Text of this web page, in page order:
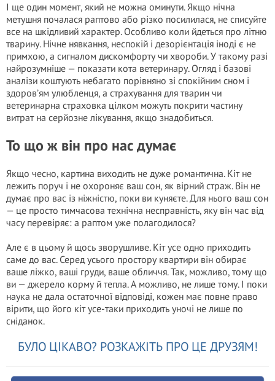
І ще один момент, який не можна оминути. Якщо нічна
метушня почалася раптово або різко посилилася, не списуйте
все на шкідливий характер. Особливо коли йдеться про літню
тварину. Нічне нявкання, неспокій і дезорієнтація іноді є не
примхою, а сигналом дискомфорту чи хвороби. У такому разі
найрозумніше — показати кота ветеринару. Огляд і базові
аналізи коштують небагато порівняно зі спокійним сном і
здоров’ям улюбленця, а страхування для тварин чи
ветеринарна страховка цілком можуть покрити частину
витрат на серйозне лікування, якщо знадобиться.
То що ж він про нас думає
Якщо чесно, картина виходить не дуже романтична. Кіт не
лежить поруч і не охороняє ваш сон, як вірний страж. Він не
думає про вас із ніжністю, поки ви куняєте. Для нього ваш сон
— це просто тимчасова технічна несправність, яку він час від
часу перевіряє: а раптом уже полагодилося?
Але є в цьому й щось зворушливе. Кіт усе одно приходить
саме до вас. Серед усього простору квартири він обирає
ваше ліжко, ваші груди, ваше обличчя. Так, можливо, тому що
ви — джерело корму й тепла. А можливо, не лише тому. І поки
наука не дала остаточної відповіді, кожен має повне право
вірити, що його кіт усе-таки приходить уночі не лише по
сніданок.
БУЛО ЦІКАВО? РОЗКАЖІТЬ ПРО ЦЕ ДРУЗЯМ!